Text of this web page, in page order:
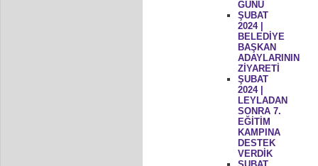
GÜNÜ
ŞUBAT
2024 |
BELEDİYE
BAŞKAN
ADAYLARININ
ZİYARETİ
ŞUBAT
2024 |
LEYLADAN
SONRA 7.
EĞİTİM
KAMPINA
DESTEK
VERDİK